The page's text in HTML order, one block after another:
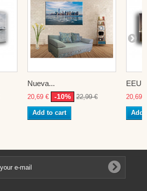
Nueva...
20,69 € -10% 22,99 €
Add to cart
20,69 €
Add